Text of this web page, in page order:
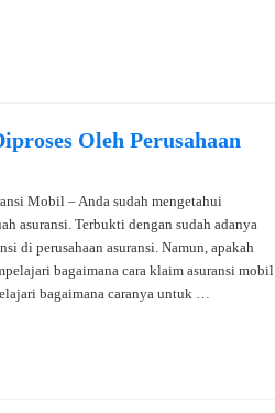
Oleh Perusahaan
Mobil – Anda sudah mengetahui
asuransi. Terbukti dengan sudah adanya
di perusahaan asuransi. Namun, apakah
bagaimana cara klaim asuransi mobil
bagaimana caranya untuk …